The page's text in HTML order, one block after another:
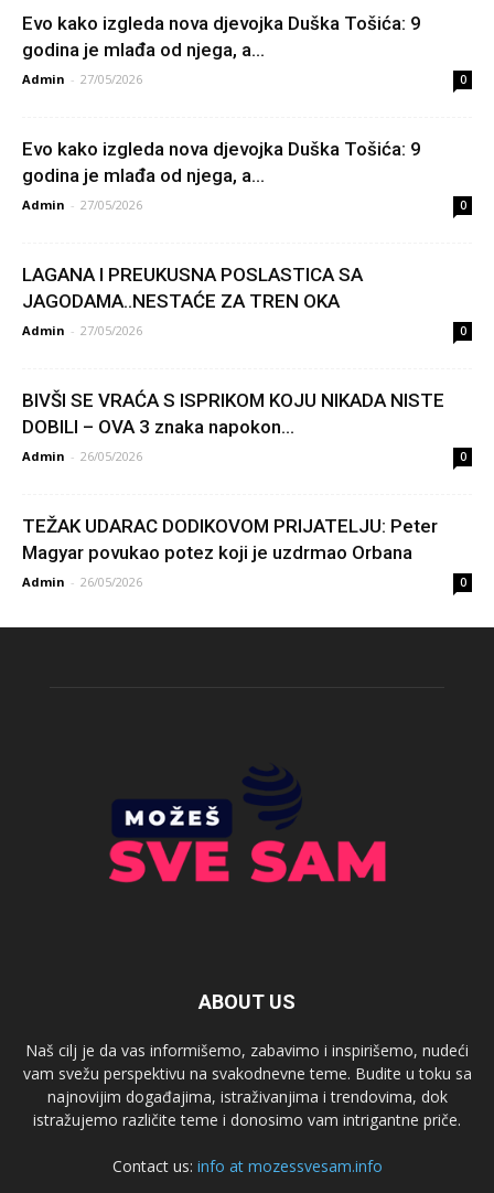
Evo kako izgleda nova djevojka Duška Tošića: 9
godina je mlađa od njega, a...
Admin - 27/05/2026 0
Evo kako izgleda nova djevojka Duška Tošića: 9
godina je mlađa od njega, a...
Admin - 27/05/2026 0
LAGANA I PREUKUSNA POSLASTICA SA
JAGODAMA..NESTAĆE ZA TREN OKA
Admin - 27/05/2026 0
BIVŠI SE VRAĆA S ISPRIKOM KOJU NIKADA NISTE
DOBILI – OVA 3 znaka napokon...
Admin - 26/05/2026 0
TEŽAK UDARAC DODIKOVOM PRIJATELJU: Peter
Magyar povukao potez koji je uzdrmao Orbana
Admin - 26/05/2026 0
ABOUT US
Naš cilj je da vas informišemo, zabavimo i inspirišemo, nudeći
vam svežu perspektivu na svakodnevne teme. Budite u toku sa
najnovijim događajima, istraživanjima i trendovima, dok
istražujemo različite teme i donosimo vam intrigantne priče.
Contact us: info at mozessvesam.info